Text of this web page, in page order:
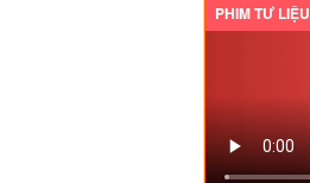
PHIM TƯ LIỆU